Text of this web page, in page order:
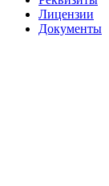
Лицензии
Документы